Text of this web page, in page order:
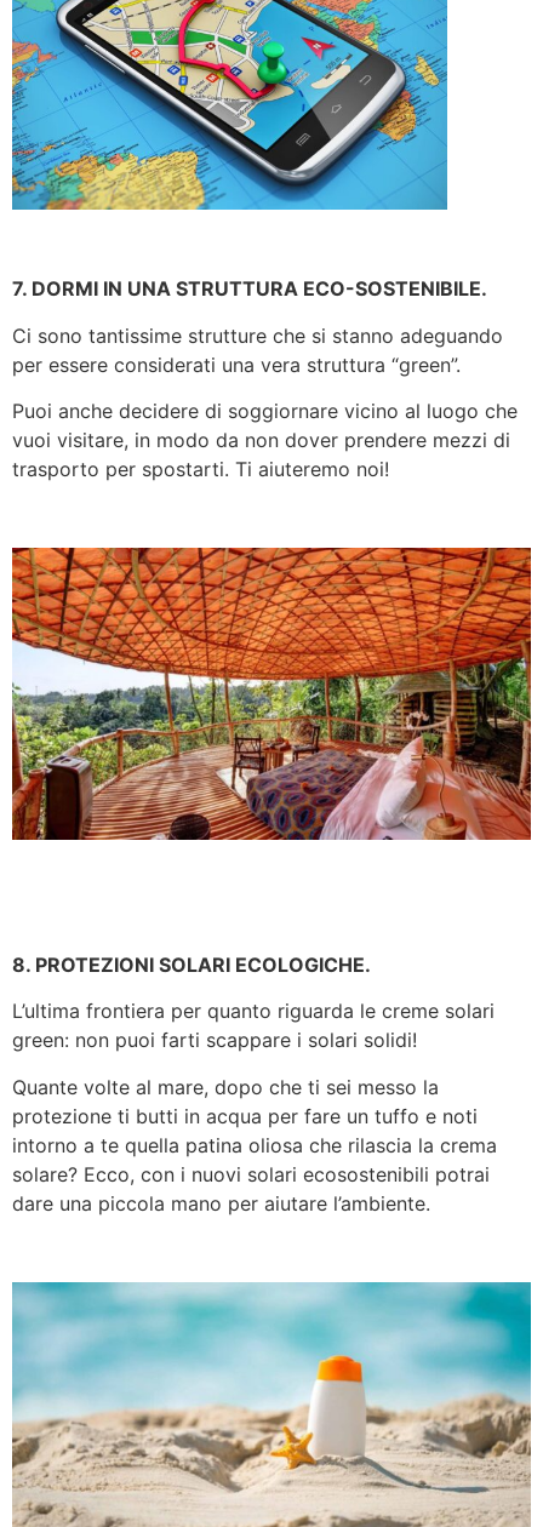
7. DORMI IN UNA STRUTTURA ECO-SOSTENIBILE.
Ci sono tantissime strutture che si stanno adeguando
per essere considerati una vera struttura “green”.
Puoi anche decidere di soggiornare vicino al luogo che
vuoi visitare, in modo da non dover prendere mezzi di
trasporto per spostarti. Ti aiuteremo noi!
8. PROTEZIONI SOLARI ECOLOGICHE.
L’ultima frontiera per quanto riguarda le creme solari
green: non puoi farti scappare i solari solidi!
Quante volte al mare, dopo che ti sei messo la
protezione ti butti in acqua per fare un tuffo e noti
intorno a te quella patina oliosa che rilascia la crema
solare? Ecco, con i nuovi solari ecosostenibili potrai
dare una piccola mano per aiutare l’ambiente.